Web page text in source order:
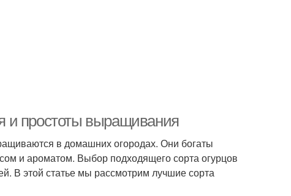
и простоты выращивания
в домашних огородах. Они богаты
и ароматом. Выбор подходящего сорта огурцов
В этой статье мы рассмотрим лучшие сорта